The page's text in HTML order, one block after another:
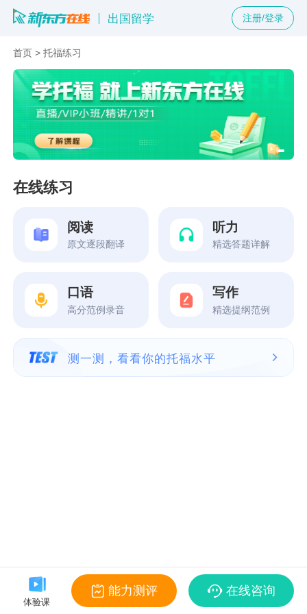
出国留学 注册/登录
首页 >托福练习
在线练习
阅读
原文逐段翻译
听力
精选答题详解
口语
高分范例录音
写作
精选提纲范例
测一测，看看你的托福水平
体验课
能力测评 在线咨询